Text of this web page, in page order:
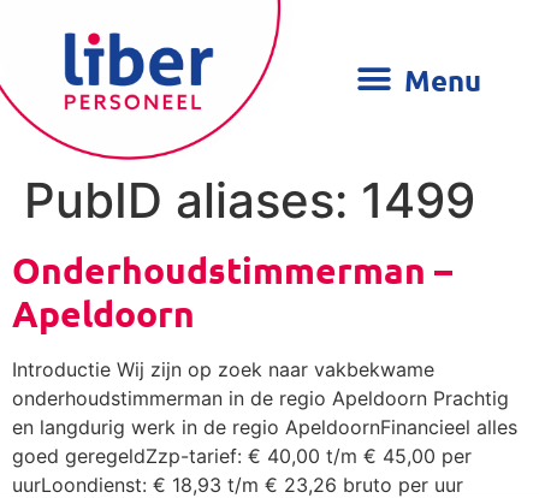
PubID aliases: 1499
Onderhoudstimmerman –
Apeldoorn
Introductie Wij zijn op zoek naar vakbekwame
onderhoudstimmerman in de regio Apeldoorn Prachtig
en langdurig werk in de regio ApeldoornFinancieel alles
goed geregeldZzp-tarief: € 40,00 t/m € 45,00 per
uurLoondienst: € 18,93 t/m € 23,26 bruto per uur